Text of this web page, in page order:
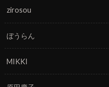
zirosou
ぼうらん
MIKKI